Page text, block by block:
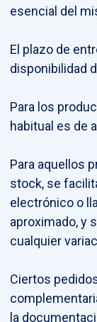
esencial del
El plazo de
disponibilidad
Para los
habitual es de
Para aquellos
stock, se
electrónico o
aproximado, y
cualquier
Ciertos
la